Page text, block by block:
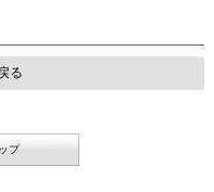
る
プ